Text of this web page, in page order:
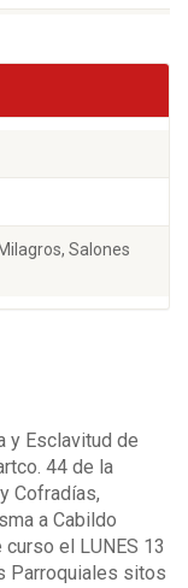
Salones
y Esclavitud de
44 de la
Cofradías,
a Cabildo
el LUNES 13
Parroquiales sitos